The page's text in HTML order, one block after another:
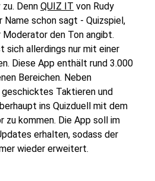
Denn QUIZ IT von Rudy
Name schon sagt - Quizspiel,
den Ton angibt.
sich allerdings nur mit einer
Diese App enthält rund 3.000
Bereichen. Neben
geschicktes Taktieren und
ins Quizduell mit dem
kommen. Die App soll im
erhalten, sodass der
wieder erweitert.